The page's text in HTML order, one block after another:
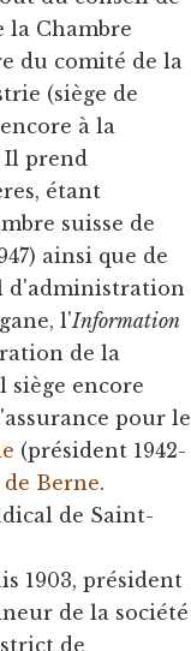
la Chambre
du comité de la
(siège de
à la
prend
étant
suisse de
ainsi que de
d'administration
l'Information
de la
siège encore
pour le
(président 1942-
Berne.
de Saint-
1903, président
de la société
de